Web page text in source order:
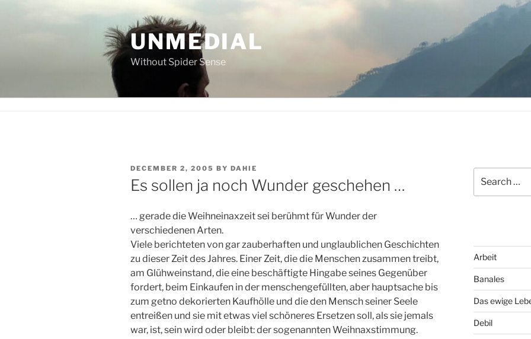
UNMEDIAL
Without Spider Sense
POSTED
ON
DECEMBER 2, 2005 BY DAHIE
Es sollen ja noch Wunder geschehen …
… gerade die Weihneinaxzeit sei berühmt für Wunder der
verschiedenen Arten.
Viele berichteten von gar zauberhaften und unglaublichen Geschichten
zu dieser Zeit des Jahres. Einer Zeit, die die Menschen zusammen treibt,
am Glühweinstand, die eine beschäftigte Hingabe seines Gegenüber
fordert, beim Einkaufen in der menschengefüllten, aber hauptsache bis
zum getno dekorierten Kaufhölle und die den Mensch seiner Seele
entreißen und sie mit etwas viel schöneres Ersetzen soll, als sie jemals
war, ist, sein wird oder bleibt: der sogenannten Weihnaxstimmung.
for:
Arbeit
Banales
Das ewige
Debil